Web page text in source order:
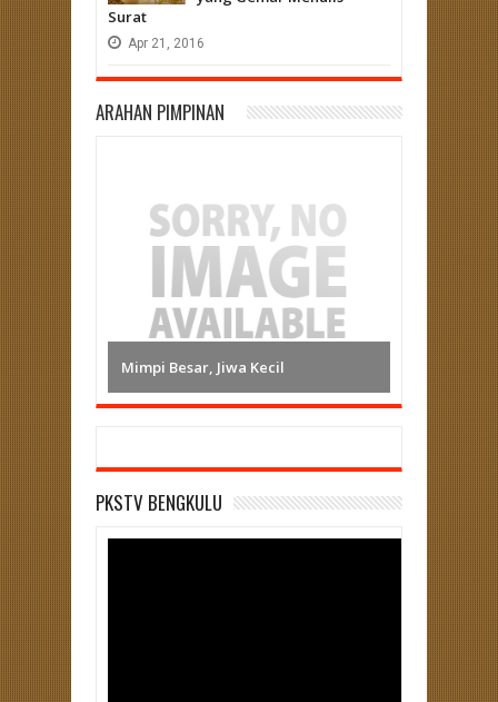
Surat
Apr 21, 2016
ARAHAN PIMPINAN
Mimpi Besar, Jiwa Kecil
PKSTV BENGKULU